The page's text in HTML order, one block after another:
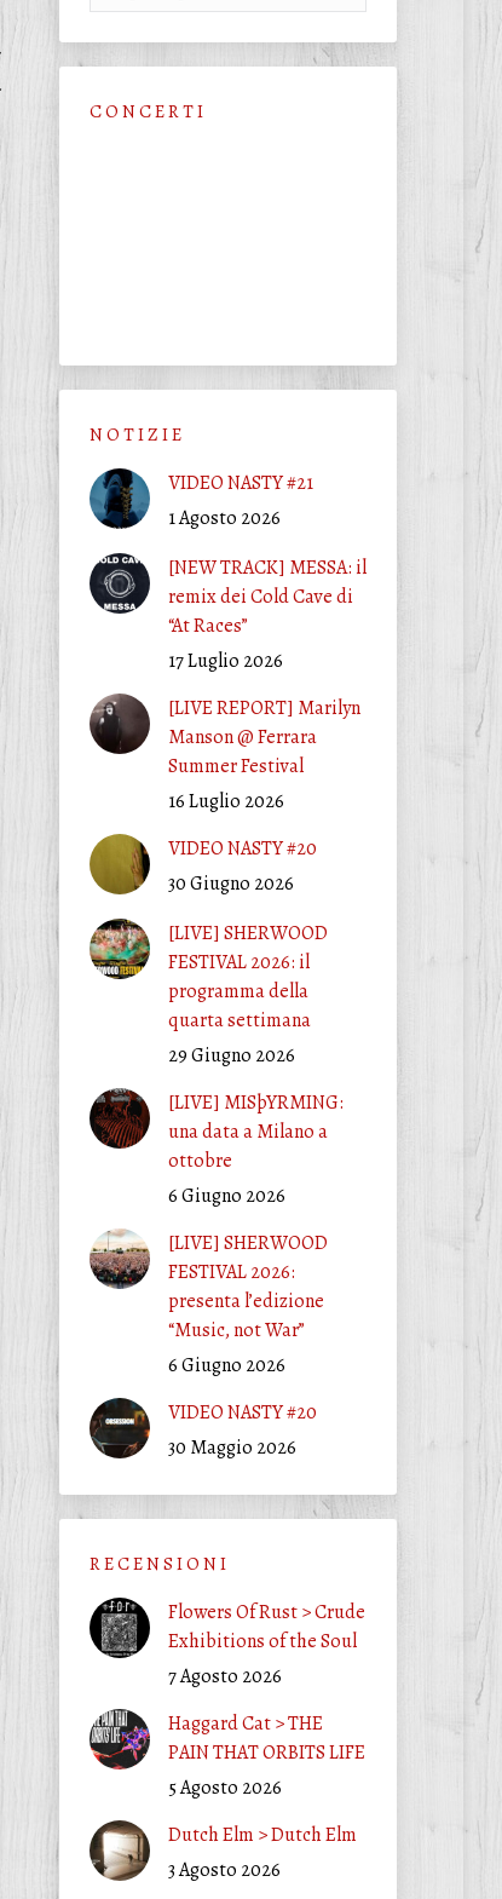
C O N C E R T I
N O T I Z I E
VIDEO NASTY #21
1 Agosto 2026
[NEW TRACK] MESSA: il
remix dei Cold Cave di
“At Races”
17 Luglio 2026
[LIVE REPORT] Marilyn
Manson @ Ferrara
Summer Festival
16 Luglio 2026
VIDEO NASTY #20
30 Giugno 2026
[LIVE] SHERWOOD
FESTIVAL 2026: il
programma della
quarta settimana
29 Giugno 2026
[LIVE] MISþYRMING:
una data a Milano a
ottobre
6 Giugno 2026
[LIVE] SHERWOOD
FESTIVAL 2026:
presenta l’edizione
“Music, not War”
6 Giugno 2026
VIDEO NASTY #20
30 Maggio 2026
R E C E N S I O N I
Flowers Of Rust > Crude
Exhibitions of the Soul
7 Agosto 2026
Haggard Cat > THE
PAIN THAT ORBITS LIFE
5 Agosto 2026
Dutch Elm > Dutch Elm
3 Agosto 2026